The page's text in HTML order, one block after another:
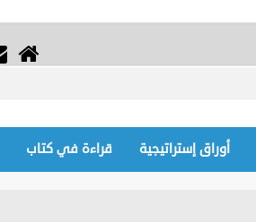
أوراق إستراتيجية قراءة في كتاب